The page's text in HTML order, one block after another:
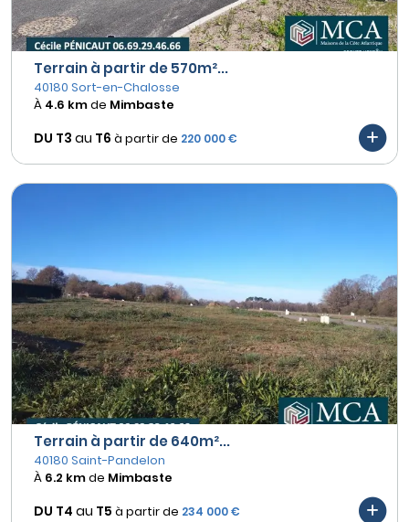
Terrain à partir de 570m²...
40180 Sort-en-Chalosse
À 4.6 kmde Mimbaste
DU T3 au T6 à partir de 220 000 €
Terrain à partir de 640m²...
40180 Saint-Pandelon
À 6.2 kmde Mimbaste
DU T4 au T5 à partir de 234 000 €